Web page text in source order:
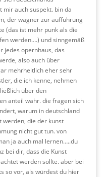
auch suspekt. bin da
der wagner zur aufführung
(das ist mehr punk als die
werden….) und sinngemäß
jedes opernhaus, das
also auch über
mehrheitlich eher sehr
die ich kenne, nehmen
über den
anteil wahr. die fragen sich
warum in deutschland
werden, die der kunst
nicht gut tun. von
ja auch mal lernen…..du
bei dir, dass die Kunst
werden sollte. aber bei
so vor, als würdest du hier